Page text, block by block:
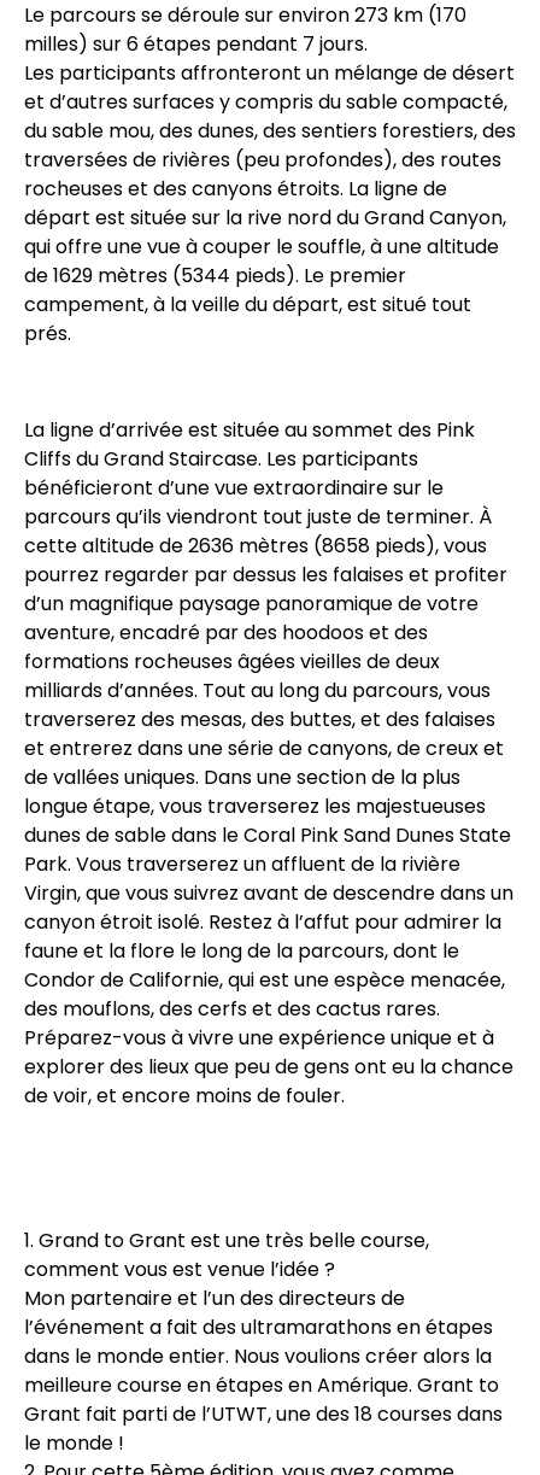
Le parcours se déroule sur environ 273 km (170
milles) sur 6 étapes pendant 7 jours.
Les participants affronteront un mélange de désert
et d’autres surfaces y compris du sable compacté,
du sable mou, des dunes, des sentiers forestiers, des
traversées de rivières (peu profondes), des routes
rocheuses et des canyons étroits. La ligne de
départ est située sur la rive nord du Grand Canyon,
qui offre une vue à couper le souffle, à une altitude
de 1629 mètres (5344 pieds). Le premier
campement, à la veille du départ, est situé tout
prés.
La ligne d’arrivée est située au sommet des Pink
Cliffs du Grand Staircase. Les participants
bénéficieront d’une vue extraordinaire sur le
parcours qu’ils viendront tout juste de terminer. À
cette altitude de 2636 mètres (8658 pieds), vous
pourrez regarder par dessus les falaises et profiter
d’un magnifique paysage panoramique de votre
aventure, encadré par des hoodoos et des
formations rocheuses âgées vieilles de deux
milliards d’années. Tout au long du parcours, vous
traverserez des mesas, des buttes, et des falaises
et entrerez dans une série de canyons, de creux et
de vallées uniques. Dans une section de la plus
longue étape, vous traverserez les majestueuses
dunes de sable dans le Coral Pink Sand Dunes State
Park. Vous traverserez un affluent de la rivière
Virgin, que vous suivrez avant de descendre dans un
canyon étroit isolé. Restez à l’affut pour admirer la
faune et la flore le long de la parcours, dont le
Condor de Californie, qui est une espèce menacée,
des mouflons, des cerfs et des cactus rares.
Préparez-vous à vivre une expérience unique et à
explorer des lieux que peu de gens ont eu la chance
de voir, et encore moins de fouler.
1. Grand to Grant est une très belle course,
comment vous est venue l’idée ?
Mon partenaire et l’un des directeurs de
l’événement a fait des ultramarathons en étapes
dans le monde entier. Nous voulions créer alors la
meilleure course en étapes en Amérique. Grant to
Grant fait parti de l’UTWT, une des 18 courses dans
le monde !